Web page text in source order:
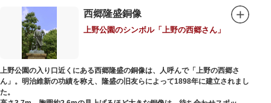
末に活躍した新選組沖田総司の終焉の地の碑も佇んでいます。また、浅草名
所七福神の福禄寿が祀られており、七福神詣りの参拝客でも賑わうスポット
西郷隆盛銅像
上野公園のシンボル「上野の西郷さん」
上野公園の入り口近くにある西郷隆盛の銅像は、人呼んで「上野の西郷さ
ん」。明治維新の功績を称え、隆盛の旧友らによって1898年に建立されまし
た。